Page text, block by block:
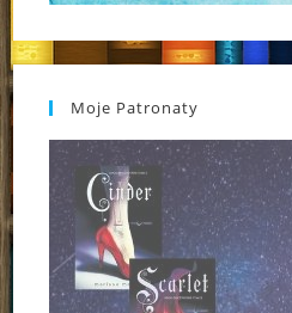
Moje Patronaty